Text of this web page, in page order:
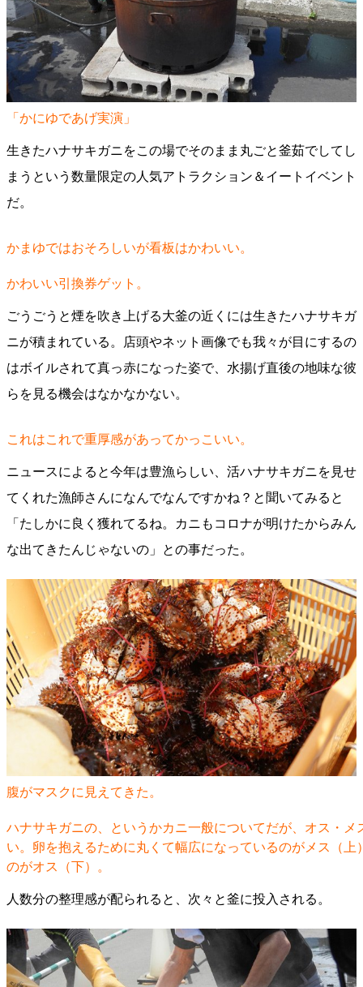
「かにゆであげ実演」
生きたハナサキガニをこの場でそのまま丸ごと釜茹でしてし
まうという数量限定の人気アトラクション＆イートイベント
だ。
かまゆではおそろしいが看板はかわいい。
かわいい引換券ゲット。
ごうごうと煙を吹き上げる大釜の近くには生きたハナサキガ
ニが積まれている。店頭やネット画像でも我々が目にするの
はボイルされて真っ赤になった姿で、水揚げ直後の地味な彼
らを見る機会はなかなかない。
これはこれで重厚感があってかっこいい。
ニュースによると今年は豊漁らしい、活ハナサキガニを見せ
てくれた漁師さんになんでなんですかね？と聞いてみると
「たしかに良く獲れてるね。カニもコロナが明けたからみん
な出てきたんじゃないの」との事だった。
腹がマスクに見えてきた。
ハナサキガニの、というかカニ一般についてだが、オス・メ
い。卵を抱えるために丸くて幅広になっているのがメス（上
のがオス（下）。
人数分の整理感が配られると、次々と釜に投入される。